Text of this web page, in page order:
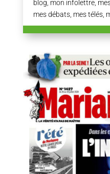
blog, mon infolettre,
mes débats, mes télés,